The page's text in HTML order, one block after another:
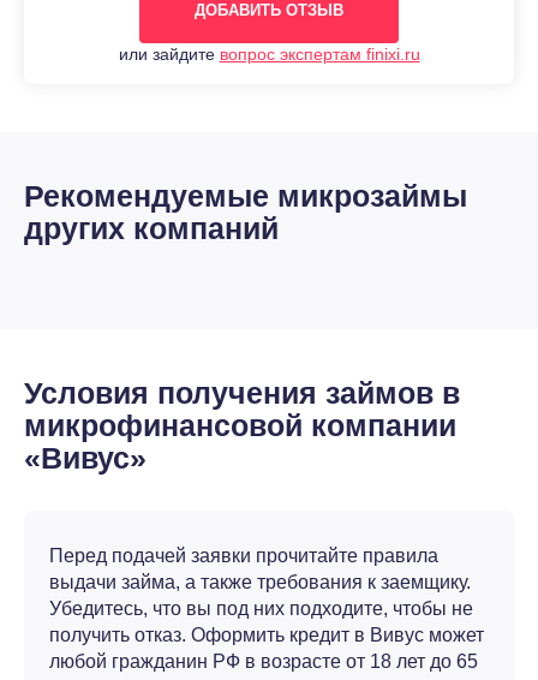
ДОБАВИТЬ ОТЗЫВ
или зайдите вопрос экспертам finixi.ru
Рекомендуемые микрозаймы
других компаний
Условия получения займов в
микрофинансовой компании
«Вивус»
Перед подачей заявки прочитайте правила
выдачи займа, а также требования к заемщику.
Убедитесь, что вы под них подходите, чтобы не
получить отказ. Оформить кредит в Вивус может
любой гражданин РФ в возрасте от 18 лет до 65